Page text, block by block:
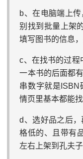
b、在电脑端上
别找到批量上架
填写图书的信息
c、在找书的过程
一本书的后面都
串数字就是ISBN
情页里基本都能找
d、选好品之后，
格低的、且带有
左右上架到孔夫